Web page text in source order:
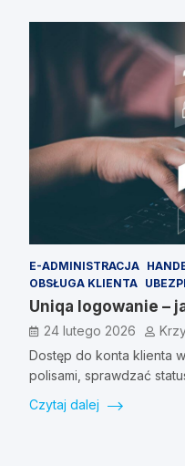
E-ADMINISTRACJA
OBSŁUGA KLIENTA
Uniqa logowanie –
24 lutego 2026
Dostęp do konta klienta
polisami, sprawdzać
Czytaj dalej